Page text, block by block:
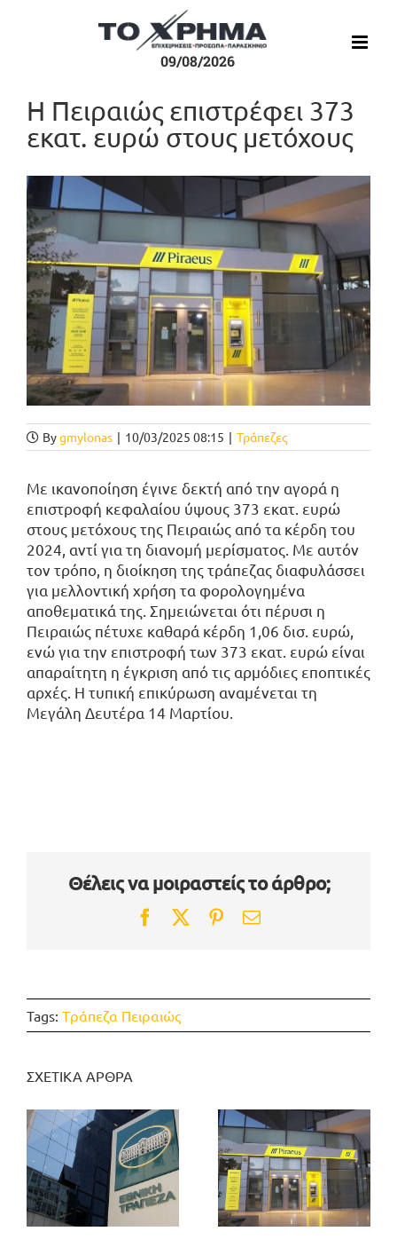
09/08/2026
Η Πειραιώς επιστρέφει 373
εκατ. ευρώ στους μετόχους
Προβολή
μεγαλύτερης
εικόνας
Bygmylonas | 10/03/2025 08:15 | Τράπεζες
Με ικανοποίηση έγινε δεκτή από την αγορά η
επιστροφή κεφαλαίου ύψους 373 εκατ. ευρώ
στους μετόχους της Πειραιώς από τα κέρδη του
2024, αντί για τη διανομή μερίσματος. Με αυτόν
τον τρόπο, η διοίκηση της τράπεζας διαφυλάσσει
για μελλοντική χρήση τα φορολογημένα
αποθεματικά της. Σημειώνεται ότι πέρυσι η
Πειραιώς πέτυχε καθαρά κέρδη 1,06 δισ. ευρώ,
ενώ για την επιστροφή των 373 εκατ. ευρώ είναι
απαραίτητη η έγκριση από τις αρμόδιες εποπτικές
αρχές. Η τυπική επικύρωση αναμένεται τη
Μεγάλη Δευτέρα 14 Μαρτίου.
Θέλεις να μοιραστείς το άρθρο;
Facebook
TwitterPinterest
Email
Tags: Tράπεζα Πειραιώς
ΣΧΕΤΙΚΑ ΑΡΘΡΑ